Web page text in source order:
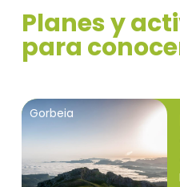
Planes y
para
Gorbeia